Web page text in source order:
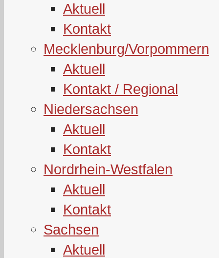
Aktuell
Kontakt
Mecklenburg/Vorpommern
Aktuell
Kontakt / Regional
Niedersachsen
Aktuell
Kontakt
Nordrhein-Westfalen
Aktuell
Kontakt
Sachsen
Aktuell